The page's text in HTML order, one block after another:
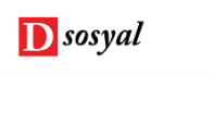
İçeriğe